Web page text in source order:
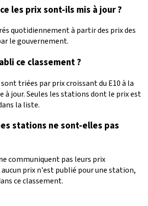
les prix sont-ils mis à jour ?
quotidiennement à partir des prix des
le gouvernement.
ce classement ?
triées par prix croissant du E10 à la
à jour. Seules les stations dont le prix est
la liste.
stations ne sont-elles pas
communiquent pas leurs prix
prix n'est publié pour une station,
ce classement.